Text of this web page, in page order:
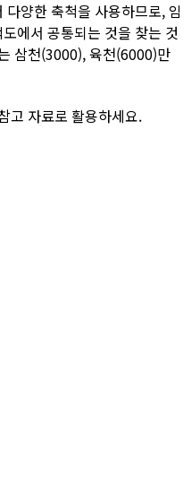
양한 축척을 사용하므로, 임
에서 공통되는 것을 찾는 것
삼천(3000), 육천(6000)만
고 자료로 활용하세요.